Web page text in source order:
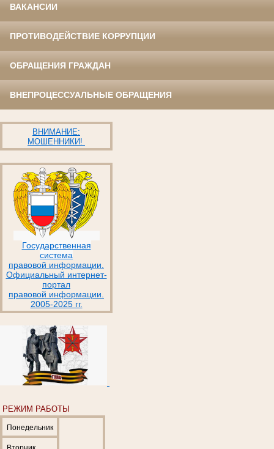
ВАКАНСИИ
ПРОТИВОДЕЙСТВИЕ КОРРУПЦИИ
ОБРАЩЕНИЯ ГРАЖДАН
ВНЕПРОЦЕССУАЛЬНЫЕ ОБРАЩЕНИЯ
ВНИМАНИЕ:
МОШЕННИКИ!
Государственная
система
правовой информации.
Официальный интернет-
портал
правовой информации.
2005-2025 гг.
РЕЖИМ РАБОТЫ
Понедельник